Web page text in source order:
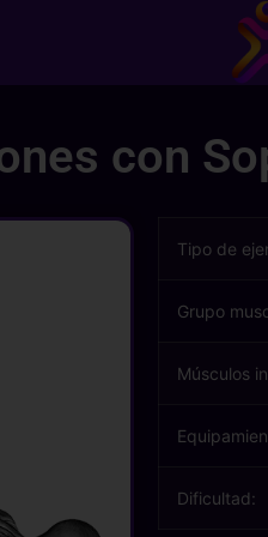
con
Tipo de
Grupo
Músculos
Dificultad: